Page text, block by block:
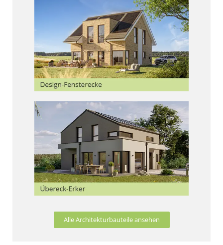
Alle Architekturbauteile ansehen